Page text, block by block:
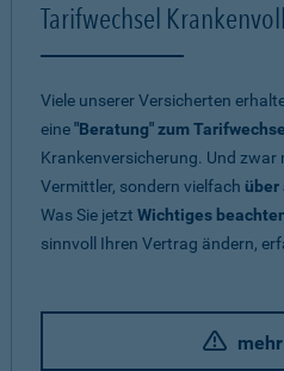
Tarifwechsel
Viele unserer Versicherten
eine"Beratung" zum Tarifwechse
Krankenversicherung. Und
Vermittler, sondern vielfach über
Was Sie jetzt Wichtiges
sinnvoll Ihren Vertrag ändern,